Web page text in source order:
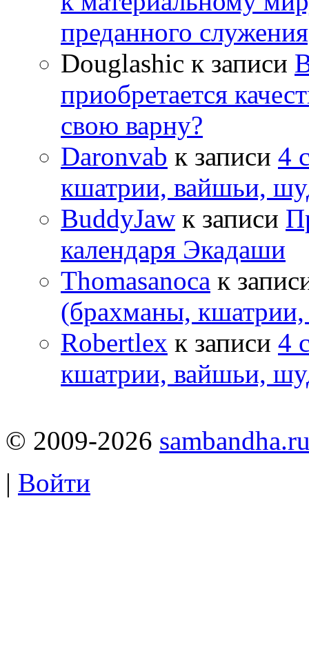
преданного
Douglashic к записи
приобретается
свою варну?
Daronvab к записи 4
кшатрии, вайшьи,
BuddyJaw к записи
календаря Экадаши
Thomasanoca к
(брахманы,
Robertlex к записи 4
кшатрии, вайшьи,
© 2009-2026
| Войти